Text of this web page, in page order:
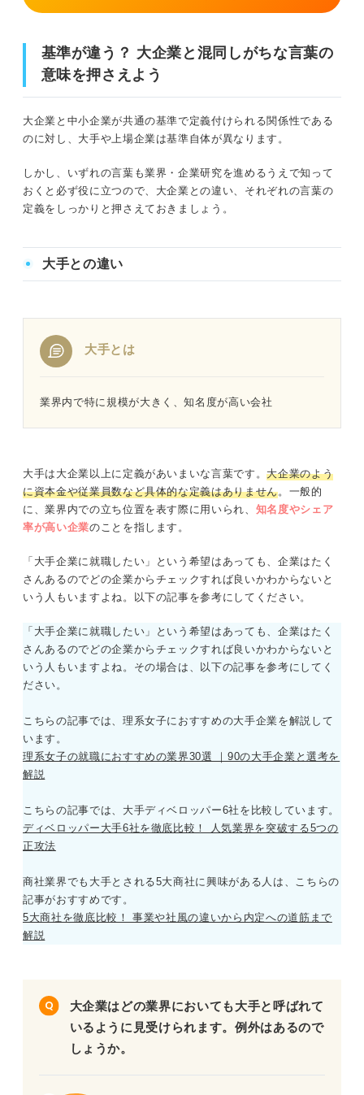
基準が違う？ 大企業と混同しがちな言葉の
意味を押さえよう
大企業と中小企業が共通の基準で定義付けられる関係性である
のに対し、大手や上場企業は基準自体が異なります。
しかし、いずれの言葉も業界・企業研究を進めるうえで知って
おくと必ず役に立つので、大企業との違い、それぞれの言葉の
定義をしっかりと押さえておきましょう。
大手との違い
大手とは
業界内で特に規模が大きく、知名度が高い会社
大手は大企業以上に定義があいまいな言葉です。大企業のよう
に資本金や従業員数など具体的な定義はありません。一般的
に、業界内での立ち位置を表す際に用いられ、 知名度やシェア
率が高い企業のことを指します。
「大手企業に就職したい」という希望はあっても、企業はたく
さんあるのでどの企業からチェックすれば良いかわからないと
いう人もいますよね。以下の記事を参考にしてください。
「大手企業に就職したい」という希望はあっても、企業はたく
さんあるのでどの企業からチェックすれば良いかわからないと
いう人もいますよね。その場合は、以下の記事を参考にしてく
ださい。
こちらの記事では、理系女子におすすめの大手企業を解説して
います。
理系女子の就職におすすめの業界30選 ｜90の大手企業と選考を
解説
こちらの記事では、大手ディベロッパー6社を比較しています。
ディベロッパー大手6社を徹底比較！ 人気業界を突破する5つの
正攻法
商社業界でも大手とされる5大商社に興味がある人は、こちらの
記事がおすすめです。
5大商社を徹底比較！ 事業や社風の違いから内定への道筋まで
解説
大企業はどの業界においても大手と呼ばれて
いるように見受けられます。例外はあるので
しょうか。